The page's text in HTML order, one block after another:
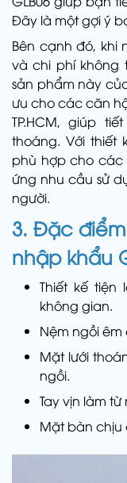
Đây là một gợi ý
Bên cạnh đó, khi
và chi phí không
sản phẩm này
ưu cho các căn
TP.HCM, giúp
thoáng. Với thiết
phù hợp cho
ứng nhu cầu sử
người.
3. Đặc
nhập khẩu
Thiết kế
không gian.
Nệm ngồi
Mặt lưới
ngồi.
Tay vịn làm
Mặt bàn chịu